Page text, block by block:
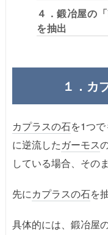
４．鍛冶屋の
を抽出
１．カ
カプラスの石を1つ
に逆流したガーモス
している場合、その
先にカプラスの石を
具体的には、鍛冶屋